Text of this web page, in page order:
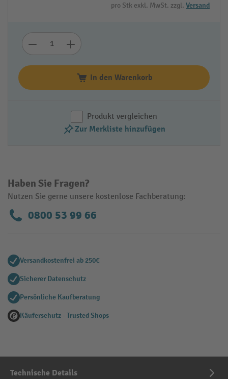
pro Stk exkl. MwSt. zzgl. Versand
In den Warenkorb
Produkt vergleichen
Zur Merkliste hinzufügen
Haben Sie Fragen?
Nutzen Sie gerne unsere kostenlose Fachberatung:
0800 53 99 66
Versandkostenfrei ab 250€
Sicherer Datenschutz
Persönliche Kaufberatung
Käuferschutz - Trusted Shops
Technische Details